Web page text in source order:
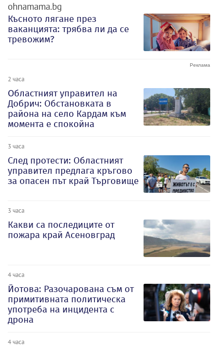
ohnamama.bg
Късното лягане през
ваканцията: трябва ли да се
тревожим?
2 часа
Oбластният управител на
Добрич: Обстановката в
района на село Кардам към
момента е спокойна
3 часа
След протести: Областният
управител предлага кръгово
за опасен път край Търговище
3 часа
Какви са последиците от
пожара край Асеновград
4 часа
Йотова: Разочарована съм от
примитивната политическа
употреба на инцидента с
дрона
4 часа